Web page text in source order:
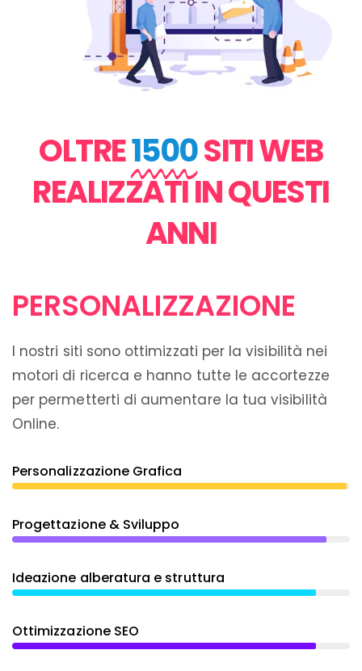
OLTRE1500SITI WEB
REALIZZATI IN QUESTI
ANNI
PERSONALIZZAZIONE
I nostri siti sono ottimizzati per la visibilità nei
motori di ricerca e hanno tutte le accortezze
per permetterti di aumentare la tua visibilità
Online.
Personalizzazione Grafica
Progettazione & Sviluppo
Ideazione alberatura e struttura
Ottimizzazione SEO